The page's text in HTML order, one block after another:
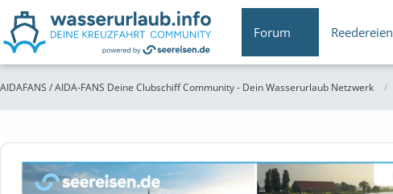
Forum Reedereien
AIDAFANS / AIDA-FANS Deine Clubschiff Community - Dein Wasserurlaub Netzwerk